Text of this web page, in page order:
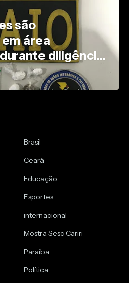
são
área
diligência
Brasil
Ceará
Educação
Esportes
internacional
Mostra Sesc Cariri
Paraíba
Política